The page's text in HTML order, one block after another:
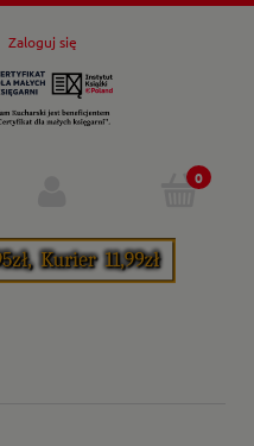
Zaloguj się